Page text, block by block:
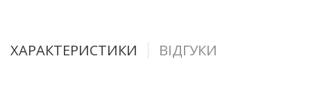
ХАРАКТЕРИСТИКИ ВІДГУКИ